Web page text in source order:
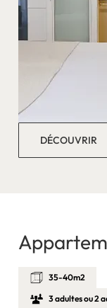
DÉCOUVRIR
35-40m2
3 adultes ou 2